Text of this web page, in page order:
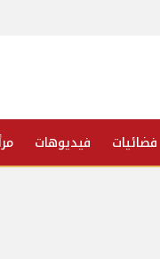
فضائيات فيديوهات